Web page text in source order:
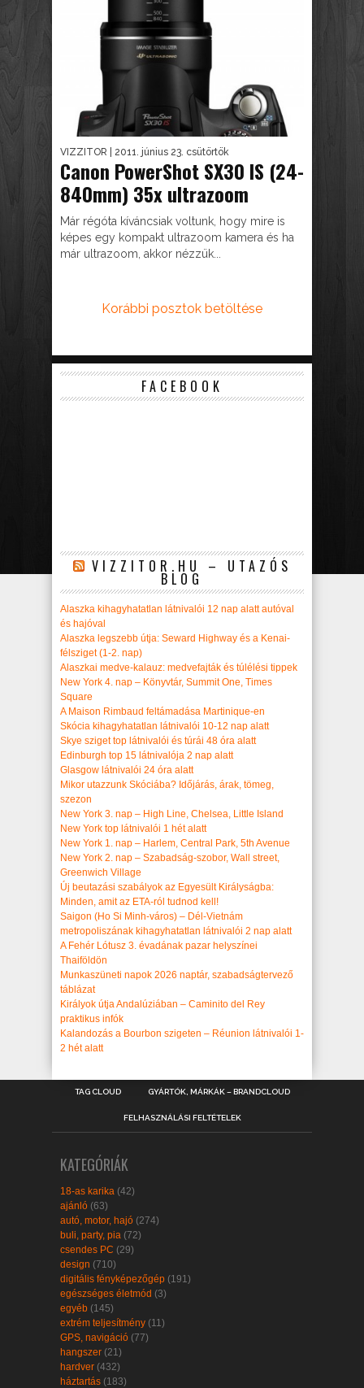
VIZZITOR | 2011. június 23. csütörtök
Canon PowerShot SX30 IS (24-
840mm) 35x ultrazoom
Már régóta kíváncsiak voltunk, hogy mire is
képes egy kompakt ultrazoom kamera és ha
már ultrazoom, akkor nézzük...
Korábbi posztok betöltése
FACEBOOK
VIZZITOR.HU – UTAZÓS
BLOG
Alaszka kihagyhatatlan látnivalói 12 nap alatt autóval
és hajóval
Alaszka legszebb útja: Seward Highway és a Kenai-
félsziget (1-2. nap)
Alaszkai medve-kalauz: medvefajták és túlélési tippek
New York 4. nap – Könyvtár, Summit One, Times
Square
A Maison Rimbaud feltámadása Martinique-en
Skócia kihagyhatatlan látnivalói 10-12 nap alatt
Skye sziget top látnivalói és túrái 48 óra alatt
Edinburgh top 15 látnivalója 2 nap alatt
Glasgow látnivalói 24 óra alatt
Mikor utazzunk Skóciába? Időjárás, árak, tömeg,
szezon
New York 3. nap – High Line, Chelsea, Little Island
New York top látnivalói 1 hét alatt
New York 1. nap – Harlem, Central Park, 5th Avenue
New York 2. nap – Szabadság-szobor, Wall street,
Greenwich Village
Új beutazási szabályok az Egyesült Királyságba:
Minden, amit az ETA-ról tudnod kell!
Saigon (Ho Si Minh-város) – Dél-Vietnám
metropoliszának kihagyhatatlan látnivalói 2 nap alatt
A Fehér Lótusz 3. évadának pazar helyszínei
Thaiföldön
Munkaszüneti napok 2026 naptár, szabadságtervező
táblázat
Királyok útja Andalúziában – Caminito del Rey
praktikus infók
Kalandozás a Bourbon szigeten – Réunion látnivalói 1-
2 hét alatt
TAG CLOUD GYÁRTÓK, MÁRKÁK – BRANDCLOUD
FELHASZNÁLÁSI FELTÉTELEK
KATEGÓRIÁK
18-as karika (42)
ajánló (63)
autó, motor, hajó (274)
buli, party, pia (72)
csendes PC (29)
design (710)
digitális fényképezőgép (191)
egészséges életmód (3)
egyéb (145)
extrém teljesítmény (11)
GPS, navigáció (77)
hangszer (21)
hardver (432)
háztartás (183)